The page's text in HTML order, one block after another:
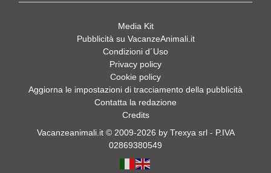
Media Kit
Pubblicità su VacanzeAnimali.it
Condizioni d´Uso
Privacy policy
Cookie policy
Aggiorna le impostazioni di tracciamento della pubblicità
Contatta la redazione
Credits
Vacanzeanimali.it © 2009-2026 by Trexya srl - P.IVA
02869380549